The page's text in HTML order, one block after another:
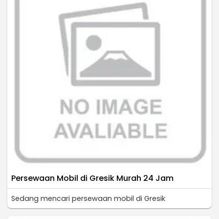
Persewaan Mobil di Gresik Murah 24 Jam
Sedang mencari persewaan mobil di Gresik